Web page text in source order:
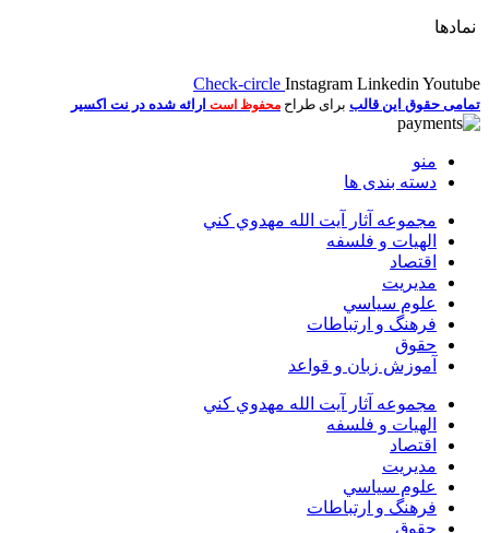
نمادها
Check-circle Instagram Linkedin Youtube
تمامی حقوق این قالب برای طراح محفوظ است ارائه شده در نت اکسیر
منو
دسته بندی ها
مجموعه آثار آيت الله مهدوي كني
الهیات و فلسفه
اقتصاد
مديريت
علوم سياسي
فرهنگ و ارتباطات
حقوق
آموزش زبان و قواعد
مجموعه آثار آيت الله مهدوي كني
الهیات و فلسفه
اقتصاد
مديريت
علوم سياسي
فرهنگ و ارتباطات
حقوق